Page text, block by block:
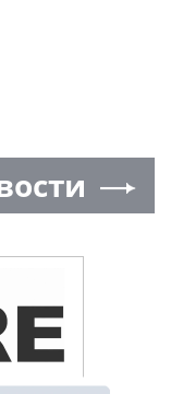
20 000
ВСЁ, что
, а ещё